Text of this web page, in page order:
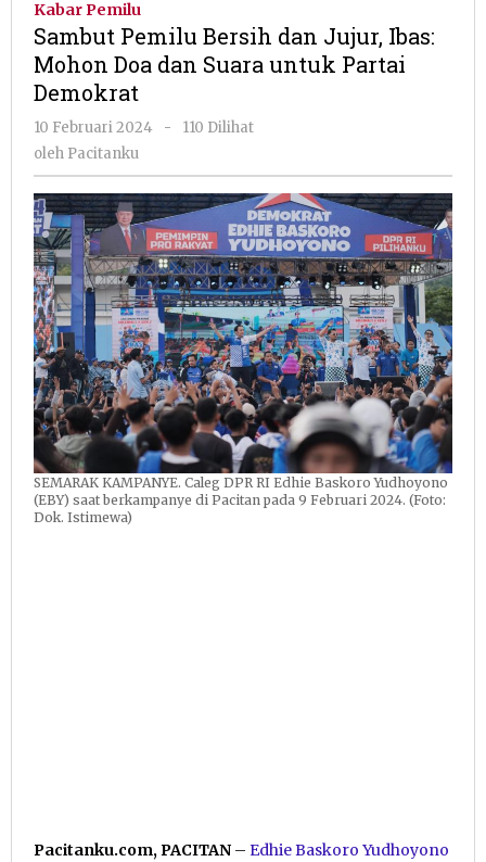
Jujur,
Ibas:
untuk
Partai
Demokrat
Kabar Pemilu
Sambut Pemilu Bersih dan Jujur, Ibas:
Mohon Doa dan Suara untuk Partai
Demokrat
10 Februari 2024
oleh
-
110 Dilihat
oleh Pacitanku
SEMARAK KAMPANYE. Caleg DPR RI Edhie Baskoro Yudhoyono
(EBY) saat berkampanye di Pacitan pada 9 Februari 2024. (Foto:
Dok. Istimewa)
Pacitanku.com, PACITAN – Edhie Baskoro Yudhoyono